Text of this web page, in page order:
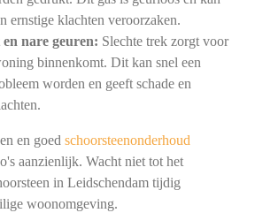
ernstige klachten veroorzaken.
nare geuren: Slechte trek zorgt voor
binnenkomt. Dit kan snel een
worden en geeft schade en
en goed schoorsteenonderhoud
aanzienlijk. Wacht niet tot het
in Leidschendam tijdig
woonomgeving.